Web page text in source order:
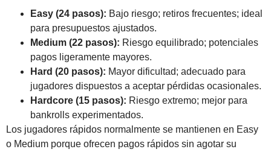
Easy (24 pasos): Bajo riesgo; retiros frecuentes; ideal
para presupuestos ajustados.
Medium (22 pasos): Riesgo equilibrado; potenciales
pagos ligeramente mayores.
Hard (20 pasos): Mayor dificultad; adecuado para
jugadores dispuestos a aceptar pérdidas ocasionales.
Hardcore (15 pasos): Riesgo extremo; mejor para
bankrolls experimentados.
Los jugadores rápidos normalmente se mantienen en Easy
o Medium porque ofrecen pagos rápidos sin agotar su